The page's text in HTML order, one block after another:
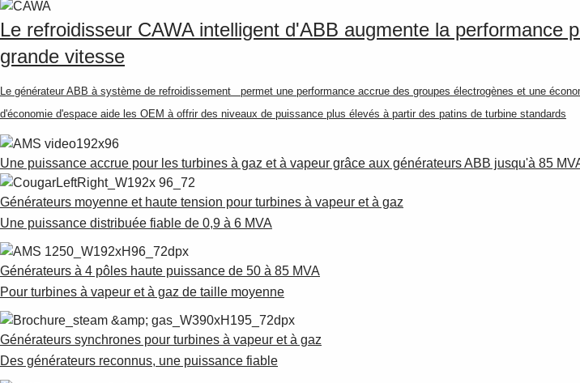
Le refroidisseur CAWA intelligent d'ABB augmente la
grande vitesse
Le générateur ABB à système de refroidissement permet une performance accrue des groupes électrogènes et une
d'économie d'espace aide les OEM à offrir des niveaux de puissance plus élevés à partir des patins de turbine standards
Une puissance accrue pour les turbines à gaz et à vapeur grâce aux générateurs ABB jusqu'à 85
Générateurs moyenne et haute tension pour turbines à vapeur et à gaz
Une puissance distribuée fiable de 0,9 à 6 MVA
Générateurs à 4 pôles haute puissance de 50 à 85 MVA
Pour turbines à vapeur et à gaz de taille moyenne
Générateurs synchrones pour turbines à vapeur et à gaz
Des générateurs reconnus, une puissance fiable